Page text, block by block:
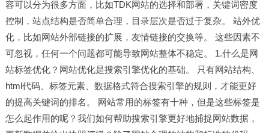
容可以分为很多方面，比如TDK网站的选择和部署，关键词密度
控制，站点结构是否简单合理，目录层次是否过于复杂。 站外优
化，比如网站外部链接的扩展，友情链接的交换等。 这些因素不
可忽视，任何一个问题都可能导致网站整体不稳定。 1.什么是网
站标签优化？网站优化是搜索引擎优化的基础。 只有网站结构、
html代码、标签元素、数据格式符合搜索引擎的规则，才能更好
的提高关键词的排名。 网站常用的标签有十种，但是这些标签是
怎么起作用的呢？我们如何帮助搜索引擎更好地捕捉网站数据，